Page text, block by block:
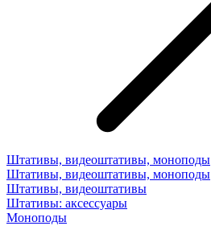
Штативы, видеоштативы, моноподы
Штативы, видеоштативы, моноподы
Штативы, видеоштативы
Штативы: аксессуары
Моноподы